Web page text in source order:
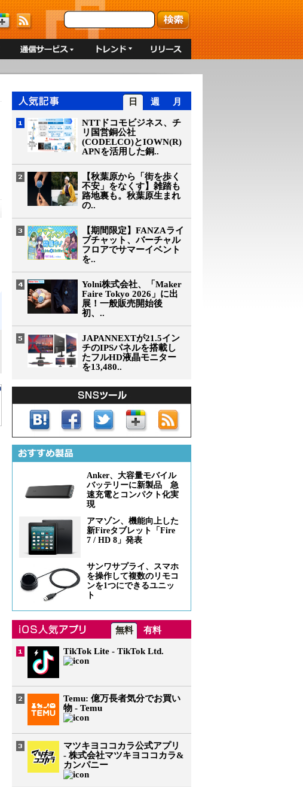
日 週 月
NTTドコモビジネス、チ
リ国営銅公社
(CODELCO)とIOWN(R)
APNを活用した銅..
【秋葉原から「街を歩く
不安」をなくす】雑踏も
路地裏も。秋葉原生まれ
の..
【期間限定】FANZAライ
ブチャット、バーチャル
フロアでサマーイベント
を..
Yolni株式会社、「Maker
Faire Tokyo 2026」に出
展！一般販売開始後
初、..
JAPANNEXTが21.5イン
チのIPSパネルを搭載し
たフルHD液晶モニター
を13,480..
Anker、大容量モバイル
バッテリーに新製品 急
速充電とコンパクト化実
現
アマゾン、機能向上した
新Fireタブレット「Fire
7 / HD 8」発表
サンワサプライ、スマホ
を操作して複数のリモコ
ンを1つにできるユニッ
ト
無料 有料
TikTok Lite - TikTok Ltd.
Temu: 億万長者気分でお買い
物 - Temu
マツキヨココカラ公式アプリ
- 株式会社マツキヨココカラ&
カンパニー